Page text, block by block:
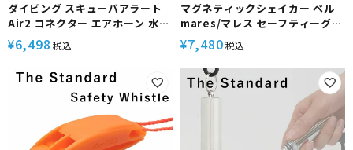
ダイビング スキューバアラート
Air2 コネクター エアホーン 水
中・水面対応 the standard
.feat AQUATEC アクアテック
¥6,498 税込
マグネティックシェイカー ベル
mares/マレス セーフティーグッ
ズ
¥7,480税込